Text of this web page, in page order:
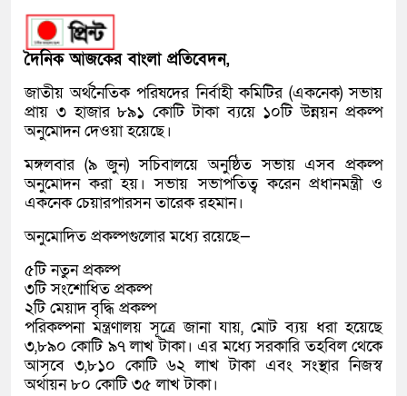
দৈনিক আজকের বাংলা প্রতিবেদন,
জাতীয় অর্থনৈতিক পরিষদের নির্বাহী কমিটির (একনেক) সভায়
প্রায় ৩ হাজার ৮৯১ কোটি টাকা ব্যয়ে ১০টি উন্নয়ন প্রকল্প
অনুমোদন দেওয়া হয়েছে।
মঙ্গলবার (৯ জুন) সচিবালয়ে অনুষ্ঠিত সভায় এসব প্রকল্প
অনুমোদন করা হয়। সভায় সভাপতিত্ব করেন প্রধানমন্ত্রী ও
একনেক চেয়ারপারসনতারেক রহমান।
অনুমোদিত প্রকল্পগুলোর মধ্যে রয়েছে—
৫টি নতুন প্রকল্প
৩টি সংশোধিত প্রকল্প
২টি মেয়াদ বৃদ্ধি প্রকল্প
পরিকল্পনা মন্ত্রণালয় সূত্রে জানা যায়, মোট ব্যয় ধরা হয়েছে
৩,৮৯০ কোটি ৯৭ লাখ টাকা। এর মধ্যে সরকারি তহবিল থেকে
আসবে ৩,৮১০ কোটি ৬২ লাখ টাকা এবং সংস্থার নিজস্ব
অর্থায়ন ৮০ কোটি ৩৫ লাখ টাকা।